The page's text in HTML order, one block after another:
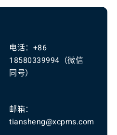
电话： +86
18580339994 （微信
同号）
邮箱：
tiansheng@xcpms.com